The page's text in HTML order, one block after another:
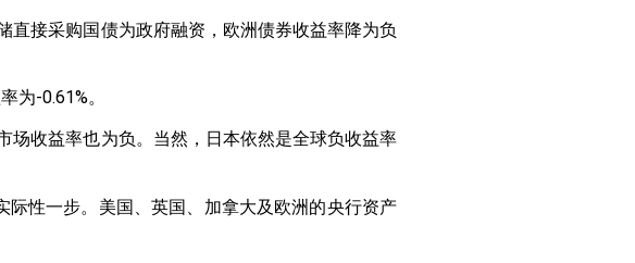
接采购国债为政府融资，欧洲债券收益率降为负
为-0.61%。
场收益率也为负。当然，日本依然是全球负收益率
际性一步。美国、英国、加拿大及欧洲的央行资产